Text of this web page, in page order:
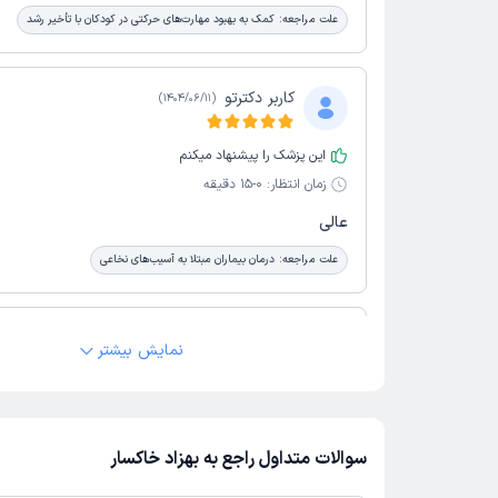
علت مراجعه: کمک به بهبود مهارت‌های حرکتی در کودکان با تأخیر رشد
کاربر دکترتو (
1404/06/11
)
این پزشک را پیشنهاد میکنم
زمان انتظار: 0-15 دقیقه
عالی
علت مراجعه: درمان بیماران مبتلا به آسیب‌های نخاعی
بسیار عالی و کاربلد هستن
نمایش بیشتر
سوالات متداول راجع به بهزاد خاکسار